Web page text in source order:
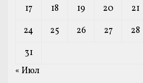
17
18 19 20 21
24
25 26 27 28
31
« Июл